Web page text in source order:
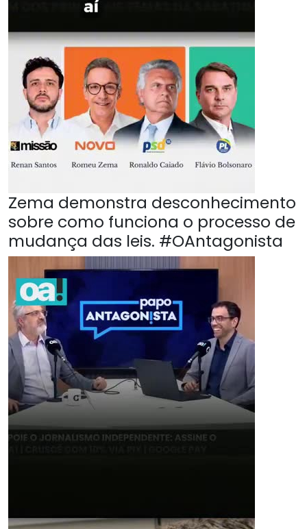
Zema demonstra desconhecimento
sobre como funciona o processo de
mudança das leis. #OAntagonista